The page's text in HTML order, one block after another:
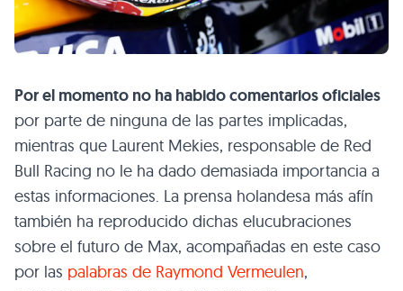
Por el momento no ha habido comentarios oficiales
por parte de ninguna de las partes implicadas,
mientras que Laurent Mekies, responsable de Red
Bull Racing no le ha dado demasiada importancia a
estas informaciones. La prensa holandesa más afín
también ha reproducido dichas elucubraciones
sobre el futuro de Max, acompañadas en este caso
por las palabras de Raymond Vermeulen,